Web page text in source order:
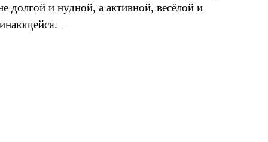
долгой и нудной, а активной, весёлой и